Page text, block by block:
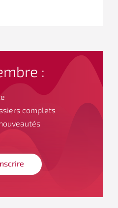
:
complets